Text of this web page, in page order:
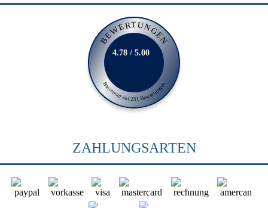
BEWERTUNGEN
Basierend auf 231 Bewertungen
4.78 / 5.00
ZAHLUNGSARTEN